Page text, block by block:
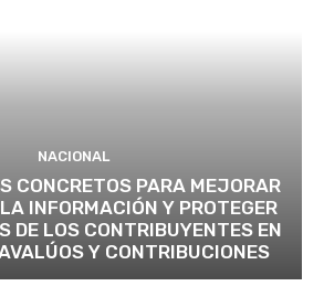
NACIONAL
CONCRETOS PARA MEJORAR
INFORMACIÓN Y PROTEGER
DE LOS CONTRIBUYENTES EN
Y CONTRIBUCIONES